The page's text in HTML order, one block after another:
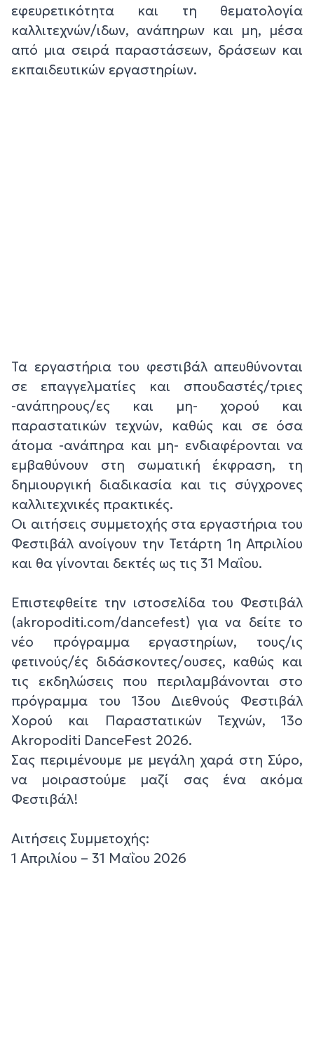
εφευρετικότητα και τη θεματολογία
καλλιτεχνών/ιδων, ανάπηρων και μη, μέσα
από μια σειρά παραστάσεων, δράσεων και
εκπαιδευτικών εργαστηρίων.
Τα εργαστήρια του φεστιβάλ απευθύνονται
σε επαγγελματίες και σπουδαστές/τριες
-ανάπηρους/ες και μη- χορού και
παραστατικών τεχνών, καθώς και σε όσα
άτομα -ανάπηρα και μη- ενδιαφέρονται να
εμβαθύνουν στη σωματική έκφραση, τη
δημιουργική διαδικασία και τις σύγχρονες
καλλιτεχνικές πρακτικές.
Οι αιτήσεις συμμετοχής στα εργαστήρια του
Φεστιβάλ ανοίγουν την Τετάρτη 1η Απριλίου
και θα γίνονται δεκτές ως τις 31 Μαΐου.
Επιστεφθείτε την ιστοσελίδα του Φεστιβάλ
(akropoditi.com/dancefest) για να δείτε το
νέο πρόγραμμα εργαστηρίων, τους/ις
φετινούς/ές διδάσκοντες/ουσες, καθώς και
τις εκδηλώσεις που περιλαμβάνονται στο
πρόγραμμα του 13ου Διεθνούς Φεστιβάλ
Χορού και Παραστατικών Τεχνών, 13ο
Akropoditi DanceFest 2026.
Σας περιμένουμε με μεγάλη χαρά στη Σύρο,
να μοιραστούμε μαζί σας ένα ακόμα
Φεστιβάλ!
Αιτήσεις Συμμετοχής:
1 Απριλίου – 31 Μαΐου 2026